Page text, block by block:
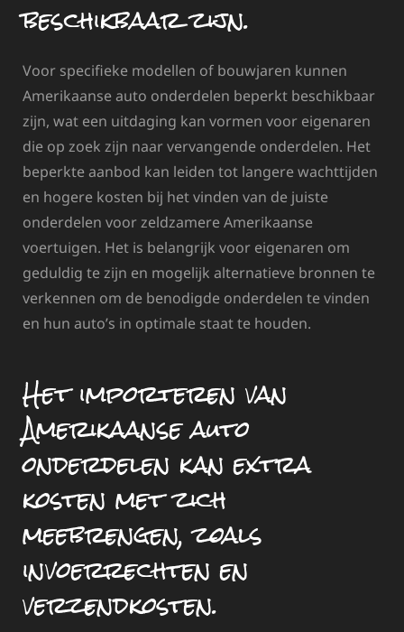
beschikbaar zijn.
Voor specifieke modellen of bouwjaren kunnen
Amerikaanse auto onderdelen beperkt beschikbaar
zijn, wat een uitdaging kan vormen voor eigenaren
die op zoek zijn naar vervangende onderdelen. Het
beperkte aanbod kan leiden tot langere wachttijden
en hogere kosten bij het vinden van de juiste
onderdelen voor zeldzamere Amerikaanse
voertuigen. Het is belangrijk voor eigenaren om
geduldig te zijn en mogelijk alternatieve bronnen te
verkennen om de benodigde onderdelen te vinden
en hun auto’s in optimale staat te houden.
Het importeren van
Amerikaanse auto
onderdelen kan extra
kosten met zich
meebrengen, zoals
invoerrechten en
verzendkosten.